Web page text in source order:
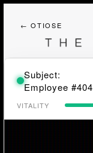
← OTIOSE
Subject:
Employee #404
VITALITY